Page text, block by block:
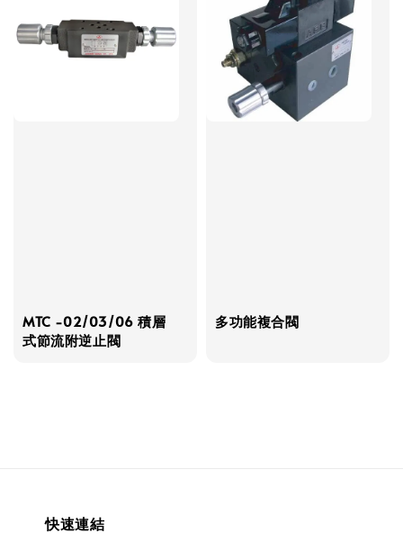
MTC -02/03/06 積層
式節流附逆止閥
多功能複合閥
快速連結